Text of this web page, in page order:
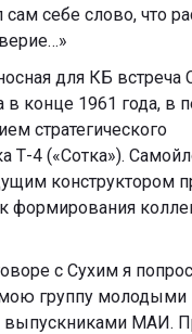
сам себе слово, что
для КБ встреча
конце 1961 года, в
стратегического
Т-4 («Сотка»).
конструктором
формирования
с Сухим я
группу молодыми
выпускниками МАИ.